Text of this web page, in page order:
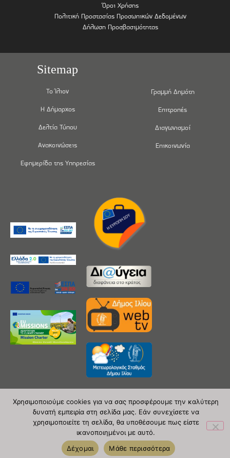
Όροι Χρήσης
Πολιτική Προστασίας Προσωπικών Δεδομένων
Δήλωση Προσβασιμότητας
Sitemap
Το Ίλιον
Η Δήμαρχος
Δελτία Τύπου
Ανακοινώσεις
Εφημερίδα της Υπηρεσίας
Γραμμή Δημότη
Επιτροπές
Διαγωνισμοί
Επικοινωνία
Copyright 2020 © Δήμος Ιλίου
| powered by Evolutionprojects
Χρησιμοποιούμε cookies για να σας προσφέρουμε την καλύτερη
δυνατή εμπειρία στη σελίδα μας. Εάν συνεχίσετε να
χρησιμοποιείτε τη σελίδα, θα υποθέσουμε πως είστε
ικανοποιημένοι με αυτό.
Δέχομαι
Μάθε περισσότερα